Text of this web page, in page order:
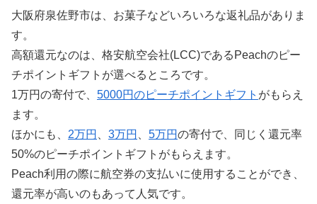
大阪府泉佐野市は、お菓子などいろいろな返礼品がありま
す。
高額還元なのは、格安航空会社(LCC)であるPeachのピー
チポイントギフトが選べるところです。
1万円の寄付で、 5000円のピーチポイントギフト がもらえ
ます。
ほかにも、 2万円 、 3万円 、 5万円の寄付で、同じく還元率
50%のピーチポイントギフトがもらえます。
Peach利用の際に航空券の支払いに使用することができ、
還元率が高いのもあって人気です。